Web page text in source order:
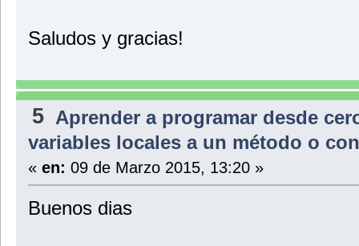
Saludos y gracias!
5 Aprender a programar desde
variables locales a un método o
« en: 09 de Marzo 2015, 13:20 »
Buenos dias